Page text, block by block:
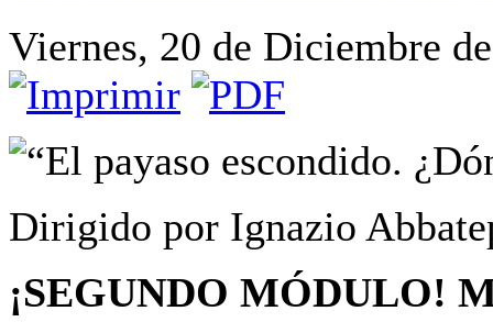
Viernes, 20 de Diciembre
“El payaso escondido.
Dirigido por Ignazio
¡SEGUNDO MÓDULO!